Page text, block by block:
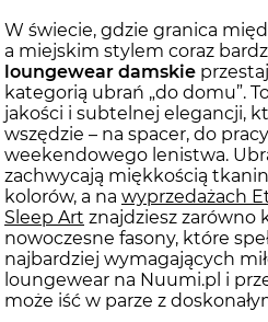
W świecie, gdzie granica
a miejskim stylem coraz
loungewear damskie
kategorią ubrań „do domu”.
jakości i subtelnej elegancji,
wszędzie – na spacer, do
weekendowego lenistwa.
zachwycają miękkością
kolorów, a na wyprzedażach
Sleep Art znajdziesz zarówno
nowoczesne fasony, które
najbardziej wymagających
loungewear na Nuumi.pl i
może iść w parze z